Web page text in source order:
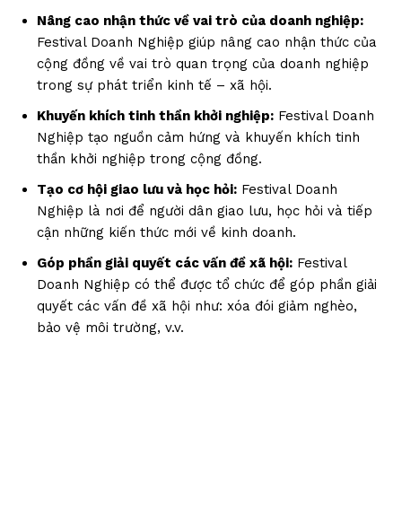
Nâng cao nhận thức về vai trò của doanh nghiệp:
Festival Doanh Nghiệp giúp nâng cao nhận thức của
cộng đồng về vai trò quan trọng của doanh nghiệp
trong sự phát triển kinh tế – xã hội.
Khuyến khích tinh thần khởi nghiệp: Festival Doanh
Nghiệp tạo nguồn cảm hứng và khuyến khích tinh
thần khởi nghiệp trong cộng đồng.
Tạo cơ hội giao lưu và học hỏi: Festival Doanh
Nghiệp là nơi để người dân giao lưu, học hỏi và tiếp
cận những kiến thức mới về kinh doanh.
Góp phần giải quyết các vấn đề xã hội: Festival
Doanh Nghiệp có thể được tổ chức để góp phần giải
quyết các vấn đề xã hội như: xóa đói giảm nghèo,
bảo vệ môi trường, v.v.